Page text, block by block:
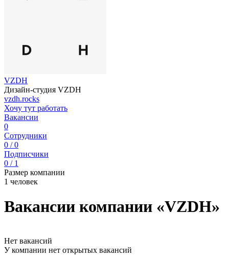
VZDH
Дизайн-студия VZDH
vzdh.rocks
Хочу тут работать
Вакансии
0
Сотрудники
0 / 0
Подписчики
0 / 1
Размер компании
1 человек
Вакансии компании «VZDH»
Нет вакансий
У компании нет открытых вакансий